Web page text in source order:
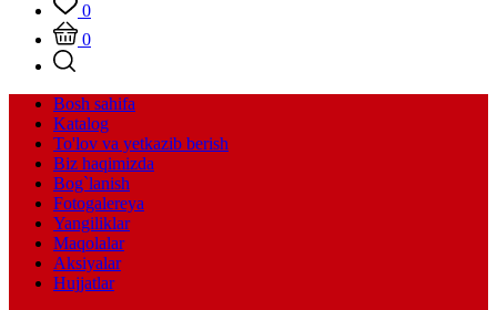
0
0
Bosh sahifa
Katalog
To'lov va yetkazib berish
Biz haqimizda
Bog`lanish
Fotogalereya
Yangiliklar
Maqolalar
Aksiyalar
Hujjatlar